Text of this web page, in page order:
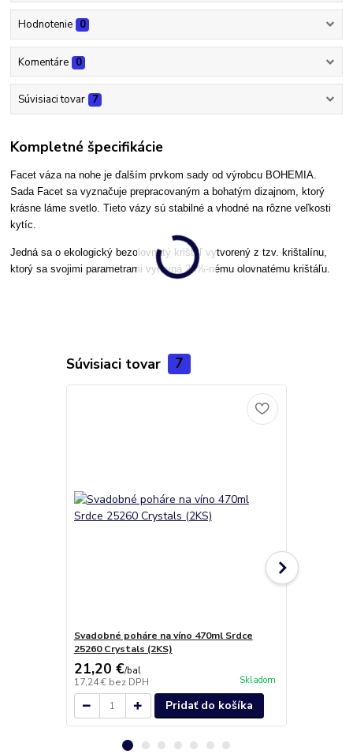
Hodnotenie 0
Komentáre 0
Súvisiaci tovar 7
Kompletné špecifikácie
Facet váza na nohe je ďalším prvkom sady od výrobcu BOHEMIA.
Sada Facet sa vyznačuje prepracovaným a bohatým dizajnom, ktorý
krásne láme svetlo. Tieto vázy sú stabilné a vhodné na rôzne veľkosti
kytíc.
Jedná sa o ekologický bezolovnatý krištáľ vytvorený z tzv. krištalínu,
ktorý sa svojimi parametrami vyrovná 24%-nému olovnatému krištáľu.
Súvisiaci tovar 7
Svadobné poháre na víno 470ml Srdce
25260 Crystals (2KS)
21,20 €/bal
17,24 € bez DPH Skladom
Pridať do košíka